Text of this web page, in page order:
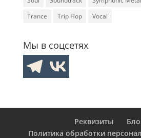
Trance
Trip Hop Vocal
Мы в соцсетях
Реквизиты
Политика обработки